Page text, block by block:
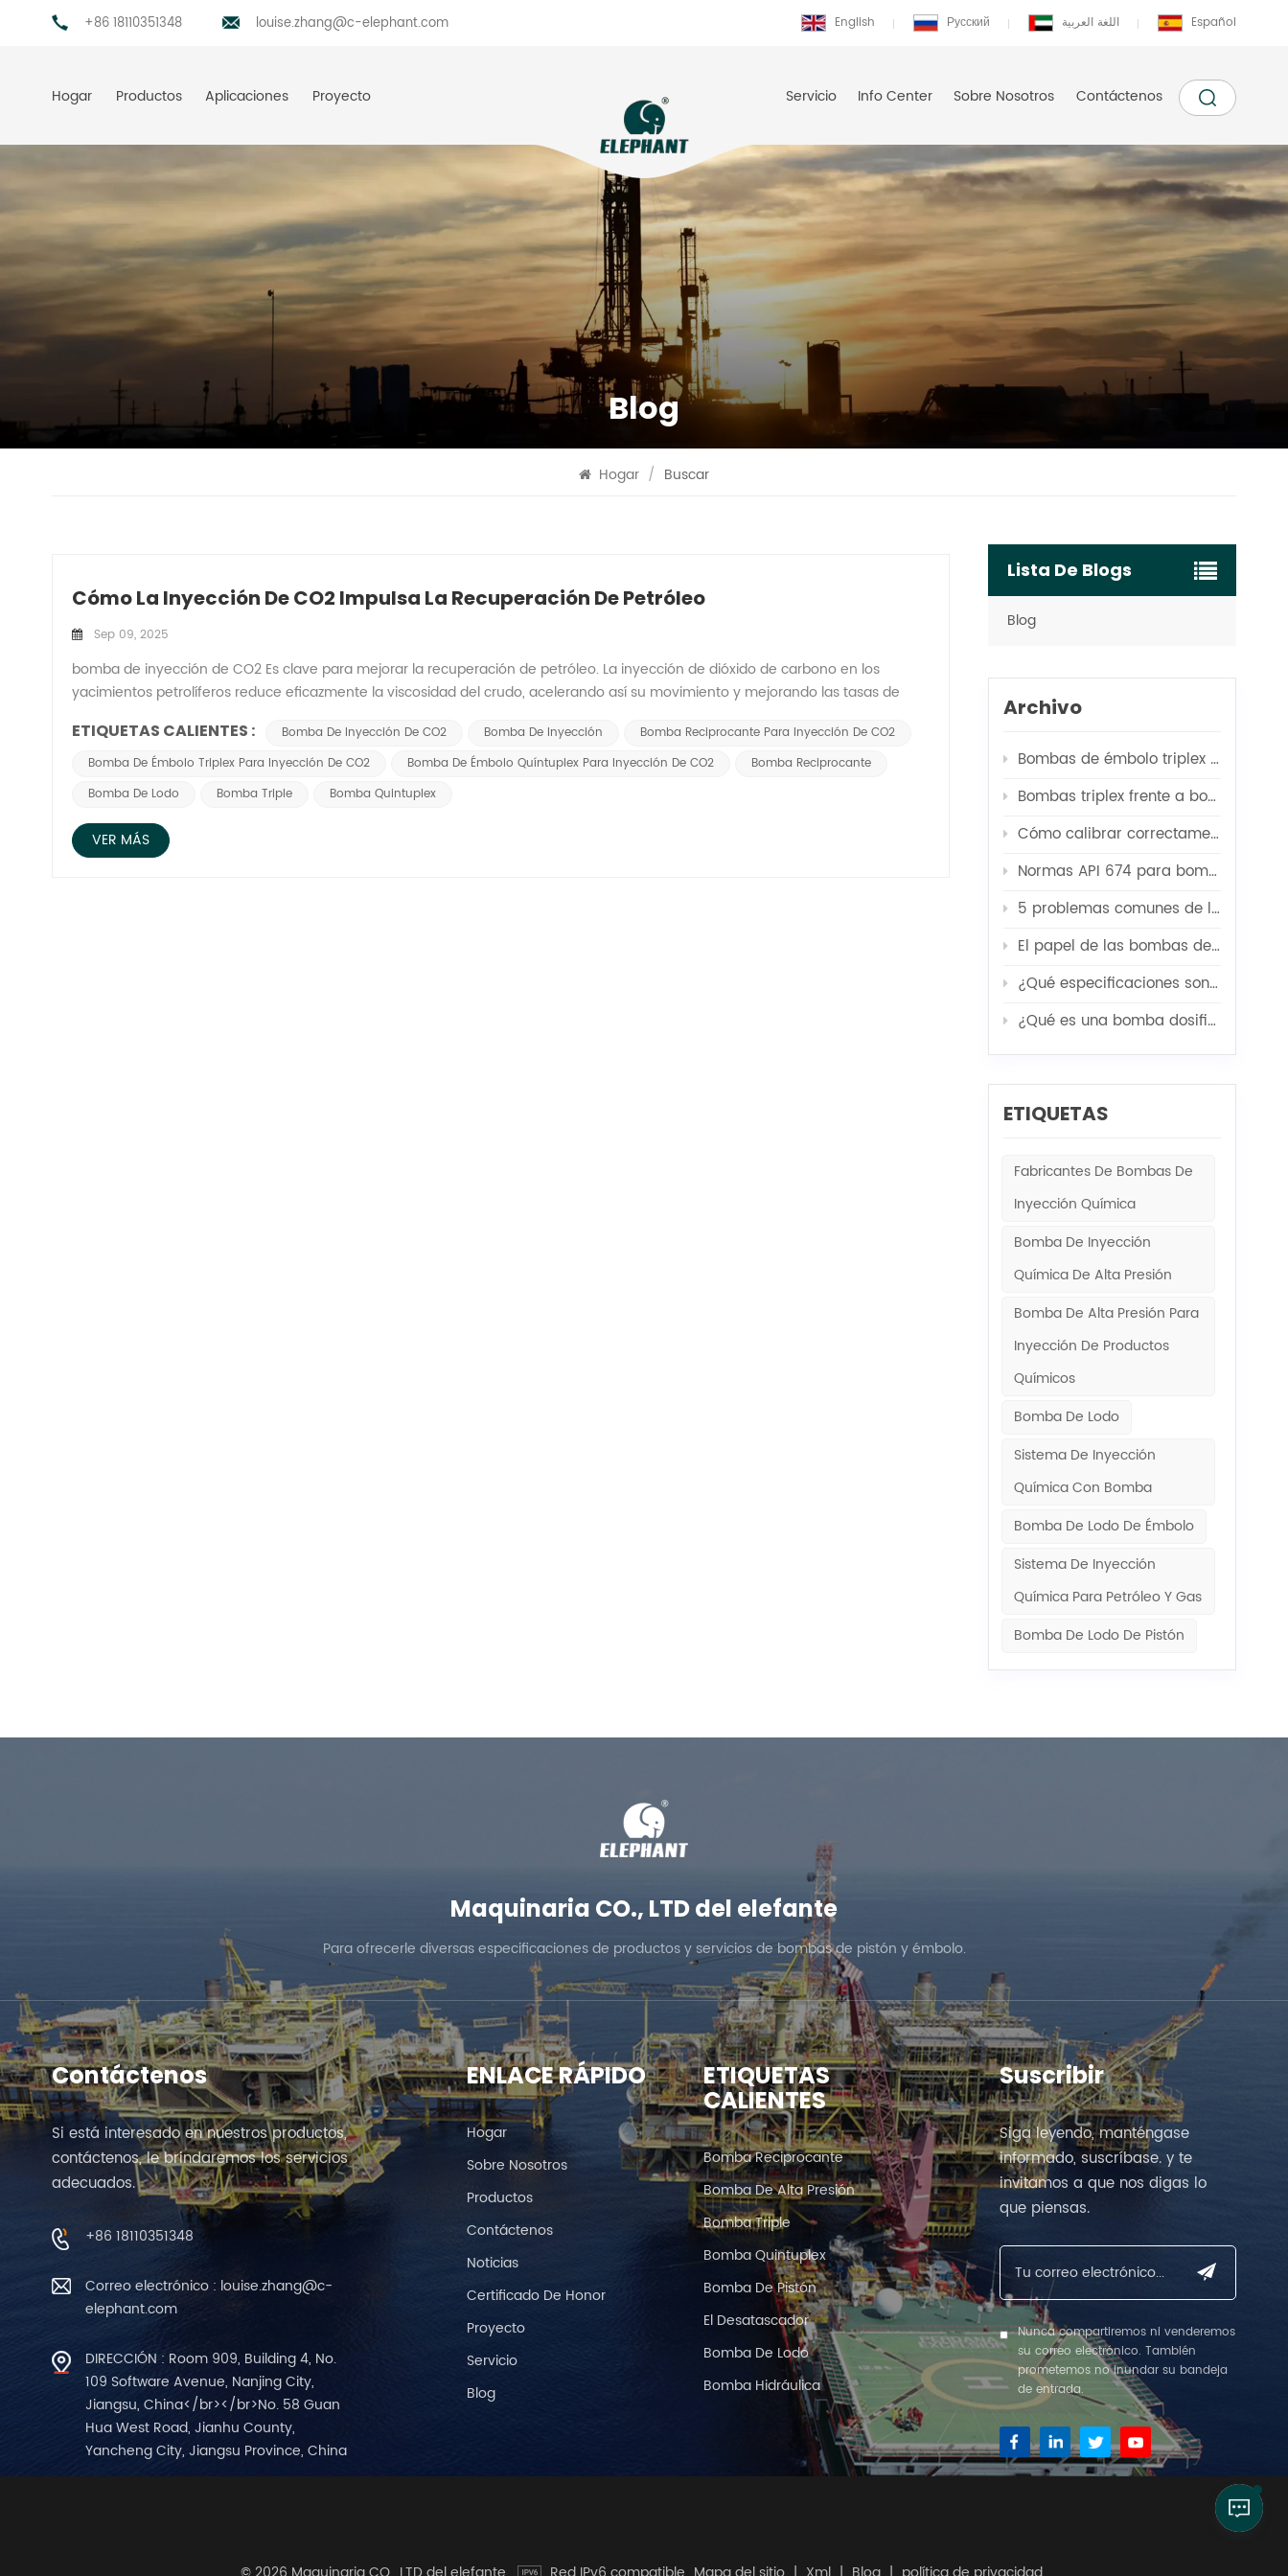
+86 18110351348 louise.zhang@c-elephant.com English Русский اللغة العربية Español
Hogar Productos Aplicaciones Proyecto Servicio Info Center Sobre Nosotros Contáctenos
Blog
Hogar / Buscar
Cómo La Inyección De CO2 Impulsa La Recuperación De Petróleo
Sep 09, 2025
bomba de inyección de CO2 Es clave para mejorar la recuperación de petróleo. La inyección de dióxido de carbono en los
yacimientos petrolíferos reduce eficazmente la viscosidad del crudo, acelerando así su movimiento y mejorando las tasas de
aumentar su resistencia a la corrosión y su durabilidad, prolongando así la vida útil del equipo. En segundo lugar, optimizar el
diseño estructural de la bomba reduce la pérdida de energía y mejora la eficiencia operativa. Maquinaria para elefantes Ofrece
a sus clientes un diseño de sistema inteligente de estaciones de bombeo con capacidades de operación autónoma y monitoreo
remoto multiterminal. Este sistema permite el control sincronizado de bomba reciprocante Sistemas a través de clientes
informáticos y móviles con sincronización de datos en tiempo real. Estas medidas no solo aumentan significativamente la
eficiencia de la bomba, sino que también reducen los costos de mantenimiento, brindando un soporte más confiable para las
ETIQUETAS CALIENTES : Bomba De Inyección De CO2 Bomba De Inyección
Bomba Reciprocante Para Inyección De CO2
Bomba De Émbolo Triplex Para Inyección De CO2
Bomba De Émbolo Quíntuplex Para Inyección De CO2
Bomba Reciprocante
Bomba De Lodo
Bomba Triple Bomba Quintuplex
VER MÁS
Lista De Blogs
Blog
Archivo
Bombas de émbolo triplex vs. quíntuplex para ósmosis inversa
Bombas triplex frente a bombas centrífugas para aplicaciones de alimentación de calderas
Cómo calibrar correctamente su bomba de prueba de presión
Normas API 674 para bombas de chorro
5 problemas comunes de las bombas de alta presión y sus soluciones
El papel de las bombas de servicio de pozos en la acidificación, fracturación y cementación.
¿Qué especificaciones son las más importantes a la hora de personalizar una unidad modular para bomba de inyección de agua?
¿Qué es una bomba dosificadora de diafragma mecánica?
ETIQUETAS
Fabricantes De Bombas De
Inyección Química
Bomba De Inyección
Química De Alta Presión
Bomba De Alta Presión Para
Inyección De Productos
Químicos
Bomba De Lodo
Sistema De Inyección
Química Con Bomba
Bomba De Lodo De Émbolo
Sistema De Inyección
Química Para Petróleo Y Gas
Bomba De Lodo De Pistón
Maquinaria CO., LTD del elefante
Para ofrecerle diversas especificaciones de productos y servicios de bombas de pistón y émbolo.
Contáctenos
Si está interesado en nuestros productos,
contáctenos, le brindaremos los servicios
adecuados.
+86 18110351348
Correo electrónico : louise.zhang@c-
elephant.com
DIRECCIÓN : Room 909, Building 4, No.
109 Software Avenue, Nanjing City,
Jiangsu, China</br></br>No. 58 Guan
Hua West Road, Jianhu County,
Yancheng City, Jiangsu Province, China
ENLACE RÁPIDO
Hogar
Sobre Nosotros
Productos
Contáctenos
Noticias
Certificado De Honor
Proyecto
Servicio
Blog
ETIQUETAS
CALIENTES
Bomba Reciprocante
Bomba De Alta Presión
Bomba Triple
Bomba Quintuplex
Bomba De Pistón
El Desatascador
Bomba De Lodo
Bomba Hidráulica
Suscribir
Siga leyendo, manténgase
informado, suscríbase. y te
invitamos a que nos digas lo
que piensas.
Nunca compartiremos ni venderemos
su correo electrónico. También
prometemos no inundar su bandeja
de entrada.